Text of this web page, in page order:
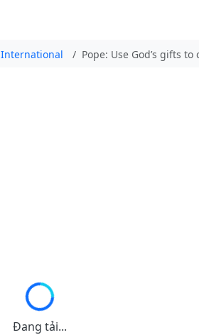
International Pope: Use God’s gifts
Đang tải...